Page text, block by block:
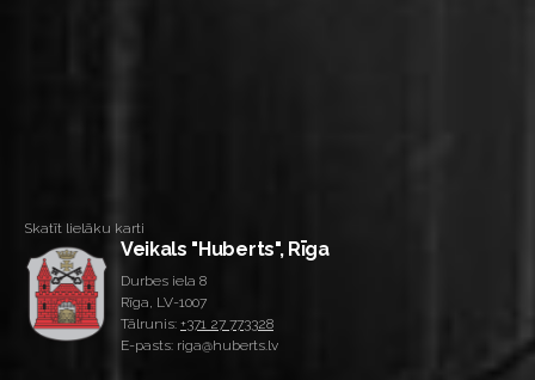
Skatīt lielāku karti
Veikals "Huberts", Rīga
Durbes iela 8
Rīga, LV-1007
Tālrunis: +371 27 773328
E-pasts: riga@huberts.lv